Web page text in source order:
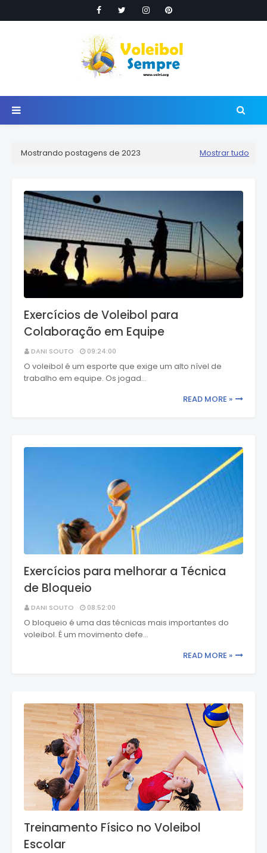
Mostrando postagens de 2023 Mostrar tudo
Exercícios de Voleibol para
Colaboração em Equipe
DANI SOUTO 09:24:00
O voleibol é um esporte que exige um alto nível de
trabalho em equipe. Os jogad…
READ MORE »
Exercícios para melhorar a Técnica
de Bloqueio
DANI SOUTO 08:52:00
O bloqueio é uma das técnicas mais importantes do
voleibol. É um movimento defe…
READ MORE »
Treinamento Físico no Voleibol
Escolar